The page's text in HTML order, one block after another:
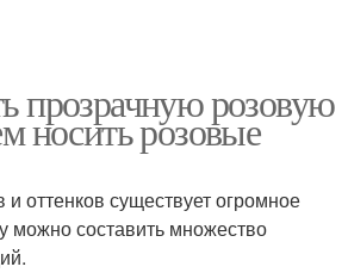
прозрачную розовую
носить розовые
оттенков существует огромное
можно составить множество